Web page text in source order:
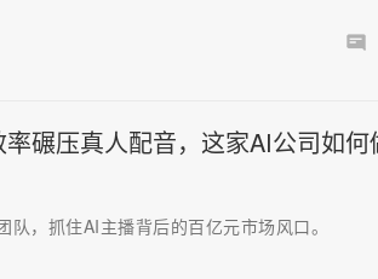
碾压真人配音，这家AI公司如何
，抓住AI主播背后的百亿元市场风口。